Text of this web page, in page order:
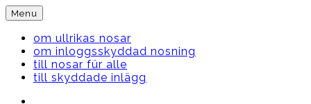
Skip
to
content
Menu
om ullrikas nosar
om inloggsskyddad nosning
till nosar für alle
till skyddade inlägg